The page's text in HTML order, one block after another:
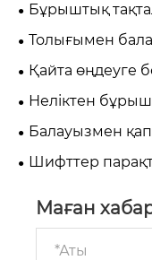
Бұрыштық
жүйелерін
Толығымен
дегеніміз не
неліктен
Қайта өңдеуге
қораптар
Неліктен
қаптамалар үшін
Балауызмен
жаңа пісіруге
Шифттер
көмектеседі?
Маған